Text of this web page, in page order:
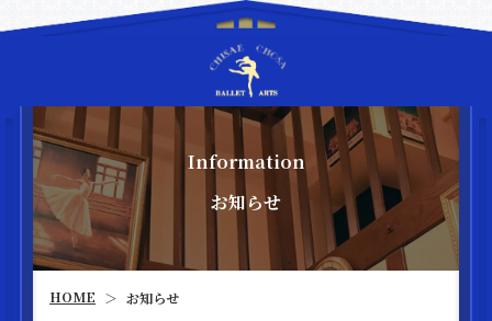
Information
お知らせ
HOME ＞ お知らせ